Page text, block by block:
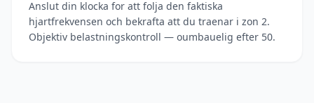
Anslut din klocka for att folja den faktiska
hjartfrekvensen och bekrafta att du traenar i zon 2.
Objektiv belastningskontroll — oumbauelig efter 50.